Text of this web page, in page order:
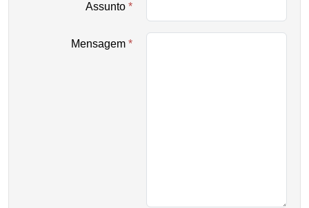
Assunto *
Mensagem *